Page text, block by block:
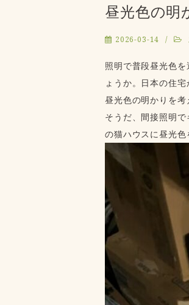
昼光色の明
2026-03-14
照明で普段昼光色
ょうか。日本の住
昼光色の明かりを考
そうだ、間接照明
の猫ハウスに昼光色